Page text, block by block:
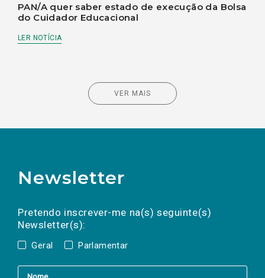
PAN/A quer saber estado de execução da Bolsa
do Cuidador Educacional
LER NOTÍCIA
VER MAIS
Newsletter
Pretendo inscrever-me na(s) seguinte(s)
Newsletter(s):
Geral Parlamentar
a(s) newsletter(s).
mail